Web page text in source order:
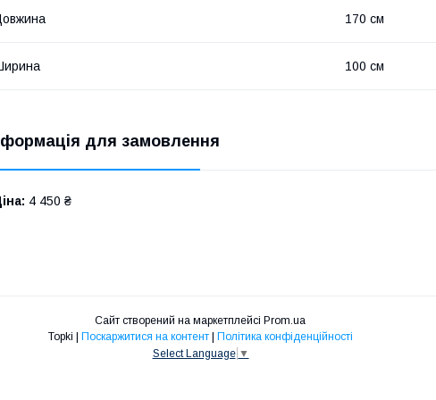
170 см
100 см
для замовлення
4 450 ₴
Сайт створений на маркетплейсі Prom.ua
Поскаржитися на контент
Політика конфіденційності
Select Language ▼